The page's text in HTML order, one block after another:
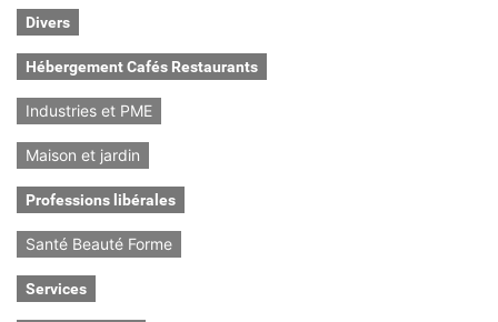
Divers
Hébergement Cafés Restaurants
Industries et PME
Maison et jardin
Professions libérales
Santé Beauté Forme
Services